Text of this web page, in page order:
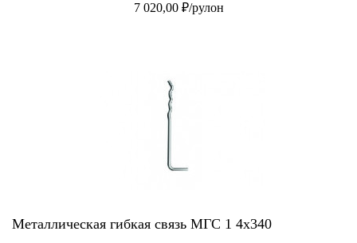
7 020,00 ₽/рулон
Металлическая гибкая связь МГС 1 4х340